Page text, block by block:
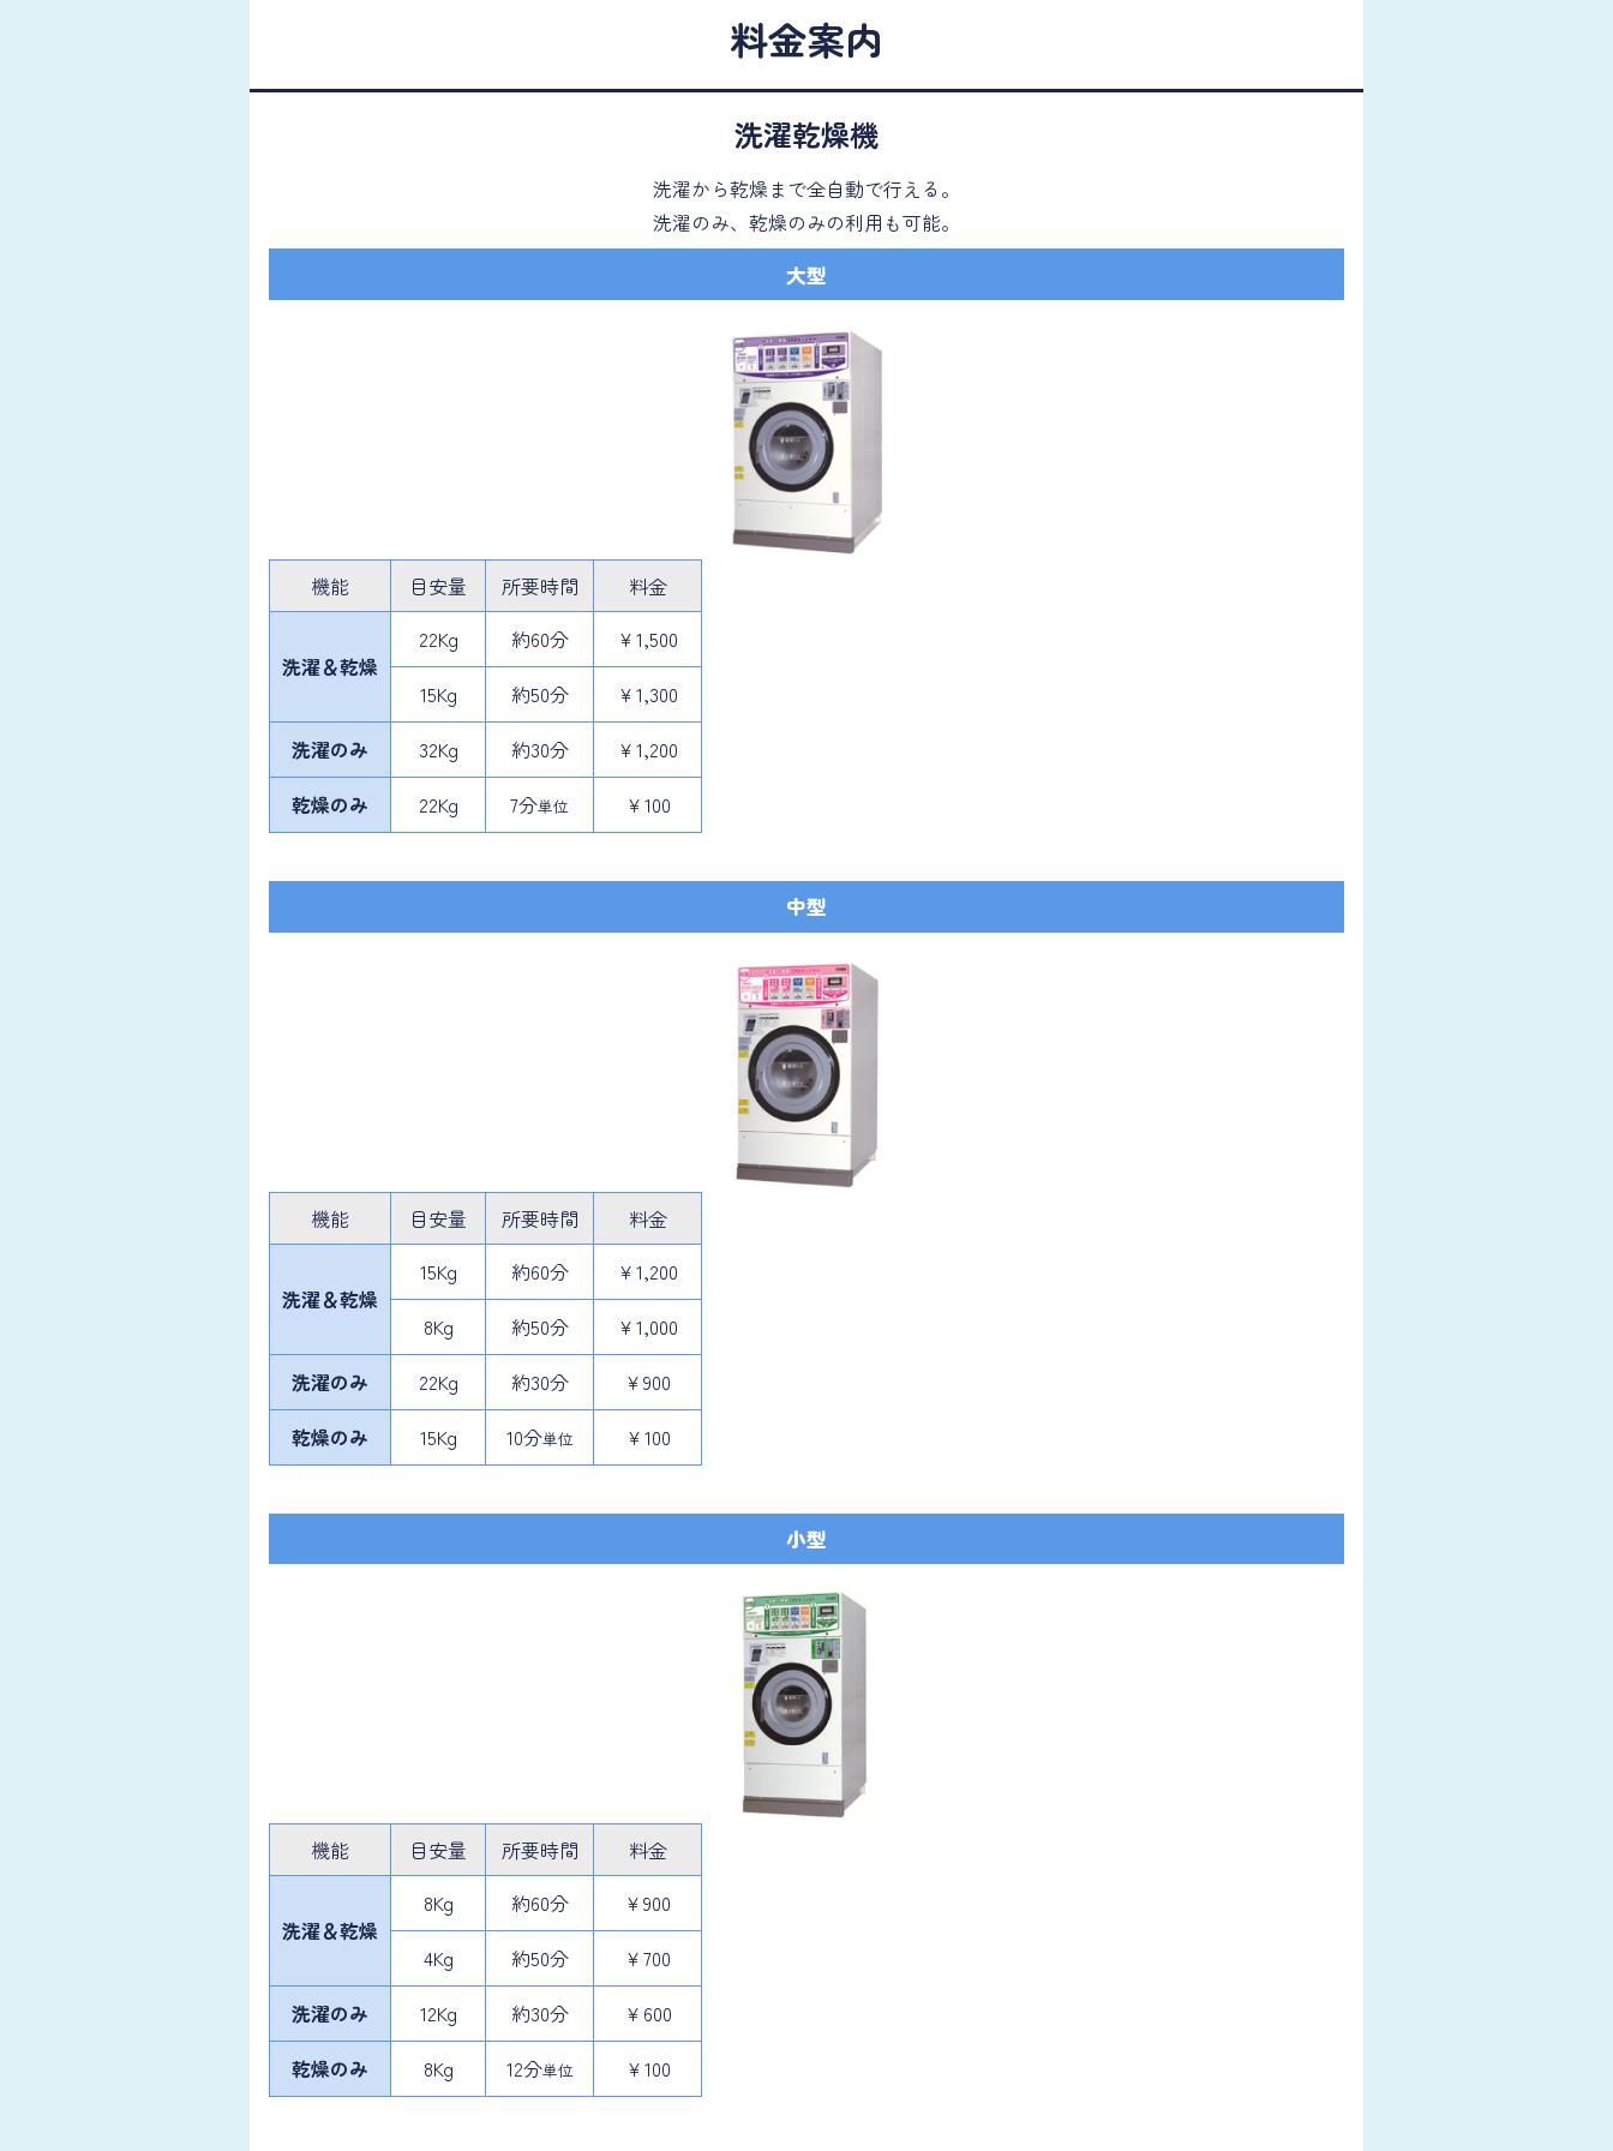
料金案内
洗濯乾燥機
洗濯から乾燥まで全自動で行える。
洗濯のみ、乾燥のみの利用も可能。
大型
機能 目安量 所要時間 料金
洗濯＆乾燥
22Kg 約60分
￥1,500
15Kg
約50分
￥1,300
洗濯のみ
32Kg 約30分
￥1,200
乾燥のみ
22Kg 7分単位 ￥100
中型
機能 目安量 所要時間 料金
洗濯＆乾燥
15Kg 約60分
￥1,200
8Kg
約50分
￥1,000
洗濯のみ
22Kg 約30分
￥900
乾燥のみ
15Kg 10分単位 ￥100
小型
機能 目安量 所要時間 料金
洗濯＆乾燥
8Kg 約60分
￥900
4Kg
約50分
￥700
洗濯のみ
12Kg 約30分
￥600
乾燥のみ
8Kg 12分単位 ￥100